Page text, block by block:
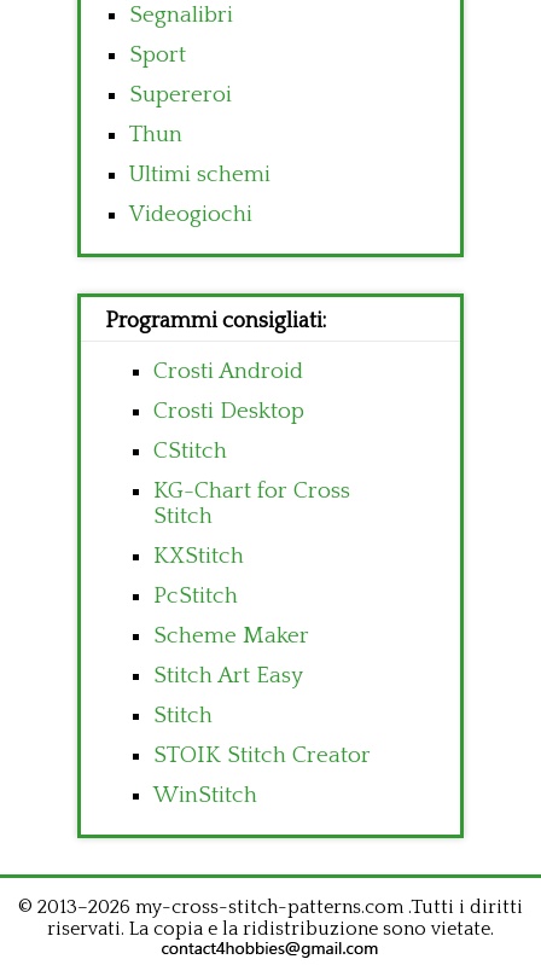
Segnalibri
Sport
Supereroi
Thun
Ultimi schemi
Videogiochi
Programmi consigliati:
Crosti Android
Crosti Desktop
CStitch
KG-Chart for Cross
Stitch
KXStitch
PcStitch
Scheme Maker
Stitch Art Easy
Stitch
STOIK Stitch Creator
WinStitch
© 2013–2026 my-cross-stitch-patterns.com .Tutti i diritti
riservati. La copia e la ridistribuzione sono vietate.